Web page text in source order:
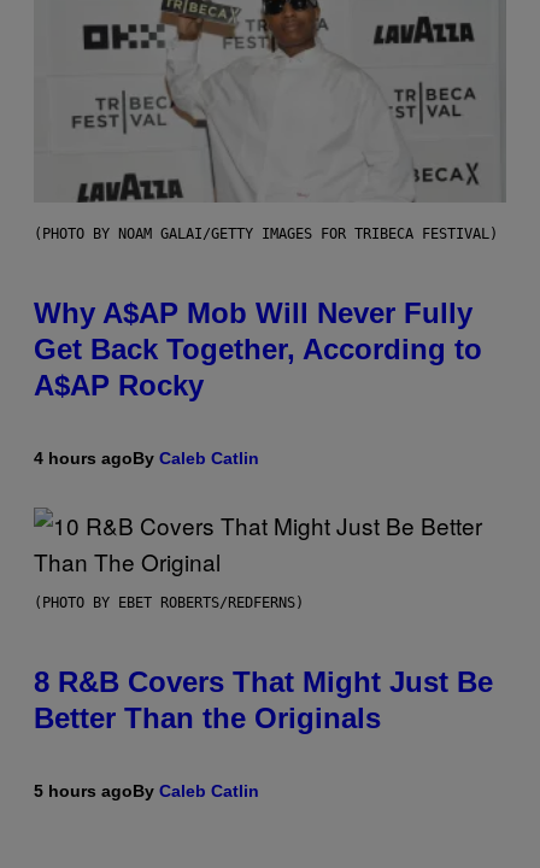
(PHOTO BY NOAM GALAI/GETTY IMAGES FOR TRIBECA FESTIVAL)
Why A$AP Mob Will Never Fully
Get Back Together, According to
A$AP Rocky
4 hours agoBy Caleb Catlin
(PHOTO BY EBET ROBERTS/REDFERNS)
8 R&B Covers That Might Just Be
Better Than the Originals
5 hours agoBy Caleb Catlin